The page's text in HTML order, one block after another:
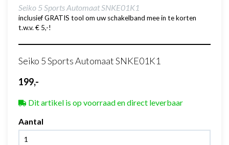
Seiko 5 Sports Automaat SNKE01K1
inclusief GRATIS tool om uw schakelband mee in te korten
t.w.v. € 5,-!
Seiko 5 Sports Automaat SNKE01K1
199,-
Dit artikel is op voorraad en direct leverbaar
Aantal